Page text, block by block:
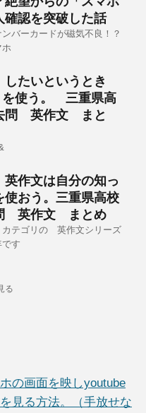
確認を突破した話
ンバーカードが磁気不良！？
たいというとき
使う。 三重県高
問 英作文 まと
作文は自分の知っ
使おう。三重県高校
英作文 まとめ
テゴリの 英作文シリーズ
す
る
の画面を映しyoutube
見る方法。（手放せな